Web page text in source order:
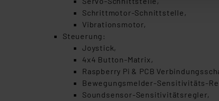
Auswertung und Analyse
dazu führen, dass die
Nähere Infos zu diesen
Für die USA besteht kein
Datenschutz nach EU-
Daten in
Schrittmotor-Schnittstelle,
Vibrationsmotor,
Steuerung:
Joystick,
4x4 Button-Matrix,
Raspberry Pi & PCB
Bewegungsmelder-Sensitivitäts-
Soundsensor-Sensitivitätsregler,